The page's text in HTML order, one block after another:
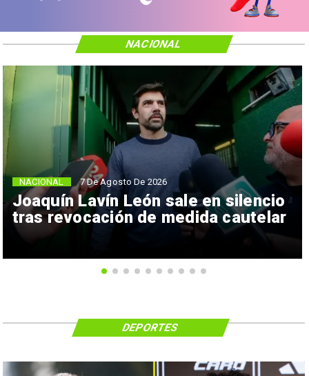
Joaquín Lavín León sale en silencio
tras revocación de medida cautelar
NACIONAL 7 De Agosto De 2026
NACIONAL
DEPORTES